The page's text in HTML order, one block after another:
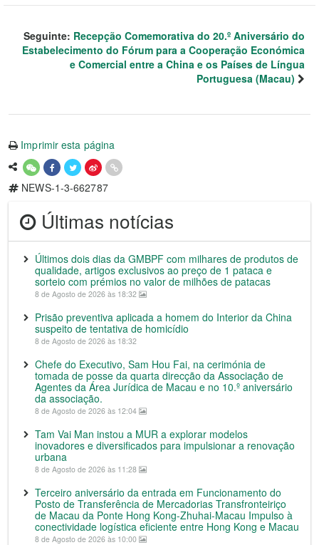
Seguinte: Recepção Comemorativa do 20.º Aniversário do
Estabelecimento do Fórum para a Cooperação Económica
e Comercial entre a China e os Países de Língua
Portuguesa (Macau)
Imprimir esta página
NEWS-1-3-662787
Últimas notícias
Últimos dois dias da GMBPF com milhares de produtos de
qualidade, artigos exclusivos ao preço de 1 pataca e
sorteio com prémios no valor de milhões de patacas
8 de Agosto de 2026 às 18:32
Prisão preventiva aplicada a homem do Interior da China
suspeito de tentativa de homicídio
8 de Agosto de 2026 às 18:32
Chefe do Executivo, Sam Hou Fai, na cerimónia de
tomada de posse da quarta direcção da Associação de
Agentes da Área Jurídica de Macau e no 10.º aniversário
da associação.
8 de Agosto de 2026 às 12:04
Tam Vai Man instou a MUR a explorar modelos
inovadores e diversificados para impulsionar a renovação
urbana
8 de Agosto de 2026 às 11:28
Terceiro aniversário da entrada em Funcionamento do
Posto de Transferência de Mercadorias Transfronteiriço
de Macau da Ponte Hong Kong-Zhuhai-Macau Impulso à
conectividade logística eficiente entre Hong Kong e Macau
8 de Agosto de 2026 às 10:00